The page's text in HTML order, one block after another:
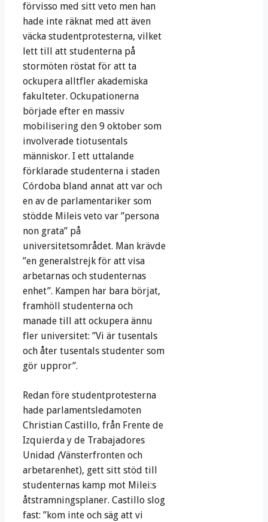
förvisso med sitt veto men han
hade inte räknat med att även
väcka studentprotesterna, vilket
lett till att studenterna på
stormöten röstat för att ta
ockupera alltfler akademiska
fakulteter. Ockupationerna
började efter en massiv
mobilisering den 9 oktober som
involverade tiotusentals
människor. I ett uttalande
förklarade studenterna i staden
Córdoba bland annat att var och
en av de parlamentariker som
stödde Mileis veto var ”persona
non grata” på
universitetsområdet. Man krävde
”en generalstrejk för att visa
arbetarnas och studenternas
enhet”. Kampen har bara börjat,
framhöll studenterna och
manade till att ockupera ännu
fler universitet: ”Vi är tusentals
och åter tusentals studenter som
gör uppror”.
Redan före studentprotesterna
hade parlamentsledamoten
Christian Castillo, från Frente de
Izquierda y de Trabajadores
Unidad (Vänsterfronten och
arbetarenhet), gett sitt stöd till
studenternas kamp mot Milei:s
åtstramningsplaner. Castillo slog
fast: ”kom inte och säg att vi